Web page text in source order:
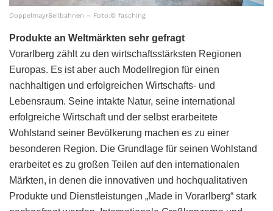
DoppelmayrSeilbahnen – Foto:© fasching
Produkte an Weltmärkten sehr gefragt
Vorarlberg zählt zu den wirtschaftsstärksten Regionen
Europas. Es ist aber auch Modellregion für einen
nachhaltigen und erfolgreichen Wirtschafts- und
Lebensraum. Seine intakte Natur, seine international
erfolgreiche Wirtschaft und der selbst erarbeitete
Wohlstand seiner Bevölkerung machen es zu einer
besonderen Region. Die Grundlage für seinen Wohlstand
erarbeitet es zu großen Teilen auf den internationalen
Märkten, in denen die innovativen und hochqualitativen
Produkte und Dienstleistungen „Made in Vorarlberg“ stark